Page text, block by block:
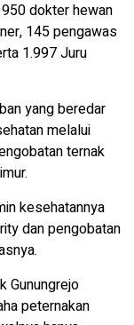
dokter hewan
145 pengawas
1.997 Juru
yang beredar
melalui
ternak
kesehatannya
dan pengobatan
Gunungrejo
peternakan